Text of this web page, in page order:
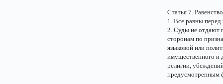
Статья 7.
1. Все равны перед
2. Суды не отдают
сторонам по
языковой или
имущественного и
религии,
предусмотренным